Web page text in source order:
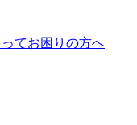
てお困りの方へ